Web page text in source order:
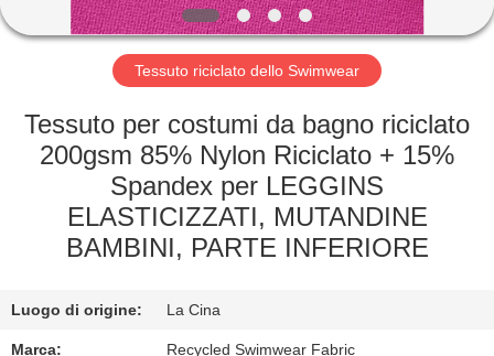
CIRCA
GIRO
FABBRICA
DI
Tessuto riciclato dello Swimwear
Tessuto per costumi da bagno riciclato
200gsm 85% Nylon Riciclato + 15%
Spandex per LEGGINS
ELASTICIZZATI, MUTANDINE
BAMBINI, PARTE INFERIORE
Luogo di origine: La Cina
Marca: Recycled Swimwear Fabric